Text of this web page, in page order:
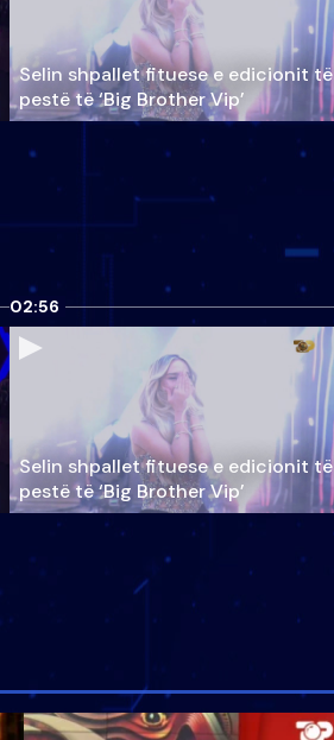
Selin shpallet fituese e edicionit të
pestë të ‘Big Brother Vip’
02:56
Selin shpallet fituese e edicionit të
pestë të ‘Big Brother Vip’